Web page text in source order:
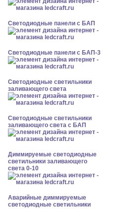
Cветодиодные панели с БАП
Cветодиодные панели с БАП-3
Светодиодные светильники
заливающего света
Светодиодные светильники
заливающего света с БАП
Диммируемые светодиодные
светильники заливающего
света 0-10
Аварийные диммируемые
светодиодные светильники